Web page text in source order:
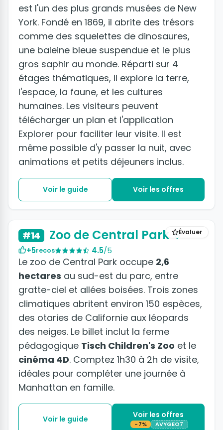
est l'un des plus grands musées de New
York. Fondé en 1869, il abrite des trésors
comme des squelettes de dinosaures,
une baleine bleue suspendue et le plus
gros saphir au monde. Réparti sur 4
étages thématiques, il explore la terre,
l'espace, la faune, et les cultures
humaines. Les visiteurs peuvent
télécharger un plan et l'application
Explorer pour faciliter leur visite. Il est
même possible d'y passer la nuit, avec
animations et petits déjeuners inclus.
Voir le guide Voir les offres
Évaluer
#14 Zoo de Central Park
+5recos 4.5/5
Le zoo de Central Park occupe 2,6
hectares au sud-est du parc, entre
gratte-ciel et allées boisées. Trois zones
climatiques abritent environ 150 espèces,
des otaries de Californie aux léopards
des neiges. Le billet inclut la ferme
pédagogique Tisch Children's Zoo et le
cinéma 4D. Comptez 1h30 à 2h de visite,
idéales pour compléter une journée à
Manhattan en famille.
Voir le guide Voir les offres
-7% AVYGEO7